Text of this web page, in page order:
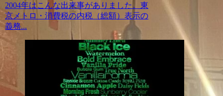
2004年はこんな出来事がありました。東
京メトロ・消費税の内税（総額）表示の
義務...